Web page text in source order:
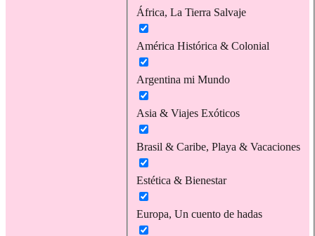
África, La Tierra Salvaje
América Histórica & Colonial
Argentina mi Mundo
Asia & Viajes Exóticos
Brasil & Caribe, Playa & Vacaciones
Estética & Bienestar
Europa, Un cuento de hadas